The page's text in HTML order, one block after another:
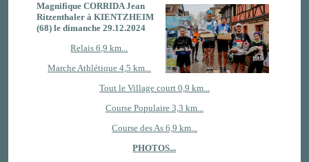
Magnifique CORRIDA Jean
Ritzenthaler à KIENTZHEIM
(68) le dimanche 29.12.2024
Relais 6,9 km...
Marche Athlétique 4,5 km...
Tout le Village court 0,9 km...
Course Populaire 3,3 km...
Course des As 6,9 km...
PHOTOS...